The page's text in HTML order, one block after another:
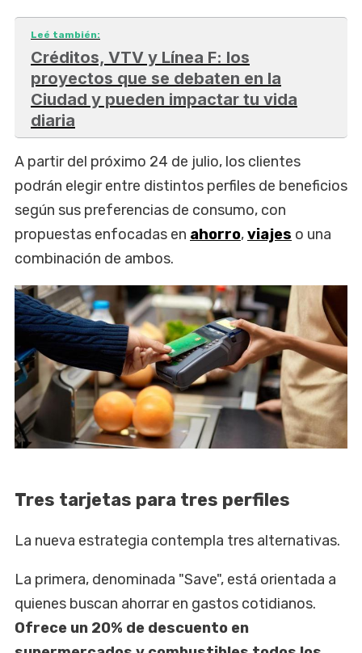
Leé también:
Créditos, VTV y Línea F: los
proyectos que se debaten en la
Ciudad y pueden impactar tu vida
diaria
A partir del próximo 24 de julio, los clientes
podrán elegir entre distintos perfiles de beneficios
según sus preferencias de consumo, con
propuestas enfocadas en ahorro,viajes o una
combinación de ambos.
Tres tarjetas para tres perfiles
La nueva estrategia contempla tres alternativas.
La primera, denominada "Save", está orientada a
quienes buscan ahorrar en gastos cotidianos.
Ofrece un 20% de descuento en